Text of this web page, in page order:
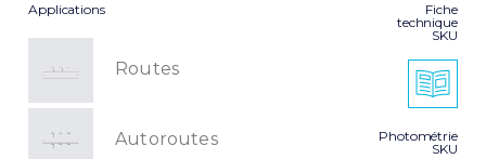
Applications
Routes
Autoroutes
Fiche
technique
SKU
Photométrie
SKU